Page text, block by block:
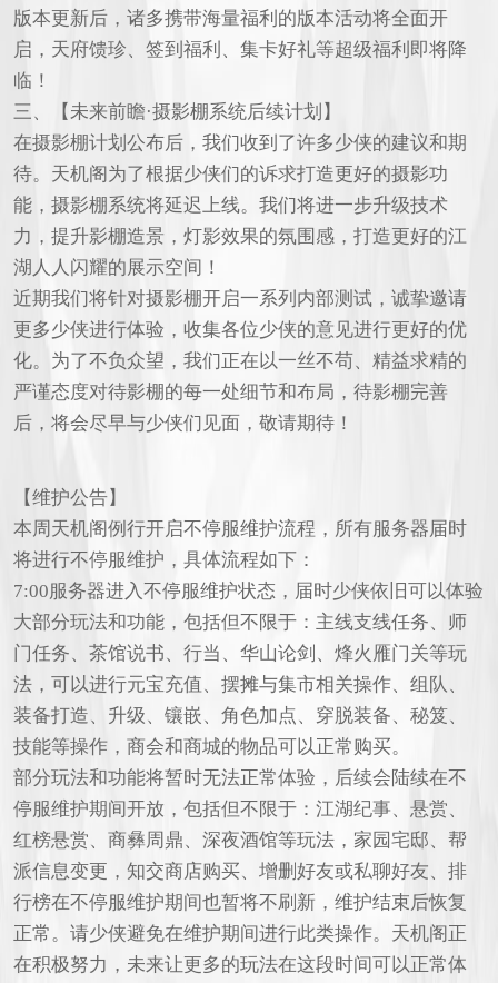
版本更新后，诸多携带海量福利的版本活动将全面开
启，天府馈珍、签到福利、集卡好礼等超级福利即将降
临！
三、【未来前瞻·摄影棚系统后续计划】
在摄影棚计划公布后，我们收到了许多少侠的建议和期
待。天机阁为了根据少侠们的诉求打造更好的摄影功
能，摄影棚系统将延迟上线。我们将进一步升级技术
力，提升影棚造景，灯影效果的氛围感，打造更好的江
湖人人闪耀的展示空间！
近期我们将针对摄影棚开启一系列内部测试，诚挚邀请
更多少侠进行体验，收集各位少侠的意见进行更好的优
化。为了不负众望，我们正在以一丝不苟、精益求精的
严谨态度对待影棚的每一处细节和布局，待影棚完善
后，将会尽早与少侠们见面，敬请期待！
【维护公告】
本周天机阁例行开启不停服维护流程，所有服务器届时
将进行不停服维护，具体流程如下：
7:00服务器进入不停服维护状态，届时少侠依旧可以体验
大部分玩法和功能，包括但不限于：主线支线任务、师
门任务、茶馆说书、行当、华山论剑、烽火雁门关等玩
法，可以进行元宝充值、摆摊与集市相关操作、组队、
装备打造、升级、镶嵌、角色加点、穿脱装备、秘笈、
技能等操作，商会和商城的物品可以正常购买。
部分玩法和功能将暂时无法正常体验，后续会陆续在不
停服维护期间开放，包括但不限于：江湖纪事、悬赏、
红榜悬赏、商彝周鼎、深夜酒馆等玩法，家园宅邸、帮
派信息变更，知交商店购买、增删好友或私聊好友、排
行榜在不停服维护期间也暂将不刷新，维护结束后恢复
正常。请少侠避免在维护期间进行此类操作。天机阁正
在积极努力，未来让更多的玩法在这段时间可以正常体